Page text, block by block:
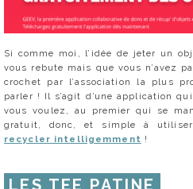
Si comme moi, l’idée de jeter un
vous rebute mais que vous n’avez
crochet par l’association la plus
parler ! Il s’agit d’une application
vous voulez, au premier qui se
gratuit, donc, et simple à
recycler intelligemment !
LES TEE PATINE